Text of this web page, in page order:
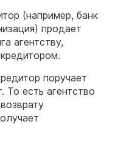
(например, банк
продает
агентству,
поручает
То есть агентство